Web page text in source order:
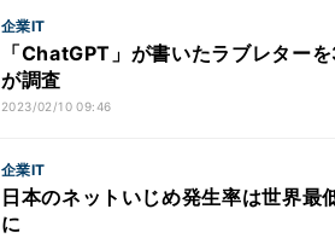
企業IT
「ChatGPT」が書いたラブレター
が調査
2023/02/10 09:46
企業IT
日本のネットいじめ発生率は世界
に